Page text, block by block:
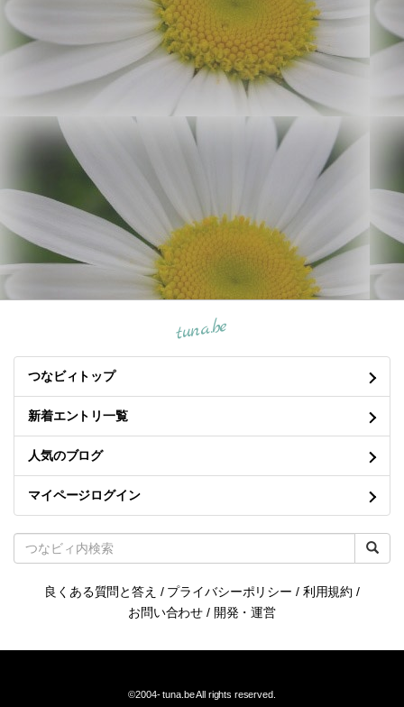
tuna.be
つなビィトップ
新着エントリ一覧
人気のブログ
マイページログイン
良くある質問と答え / プライバシーポリシー / 利用規約 /
お問い合わせ / 開発・運営
©2004-tuna.beAll rights reserved.